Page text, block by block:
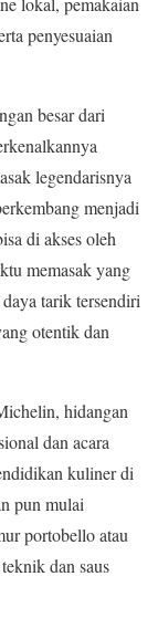
penyesuaian
besar dari
legendarisnya
menjadi
di akses oleh
memasak yang
tarik tersendiri
otentik dan
hidangan
dan acara
kuliner di
pun mulai
portobello atau
dan saus